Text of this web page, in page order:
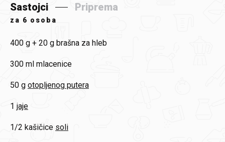
Sastojci Priprema
za 6 osoba
400 g + 20 g brašna za hleb
300 ml mlacenice
50 g otopljenog putera
1 jaje
1/2 kašičice soli